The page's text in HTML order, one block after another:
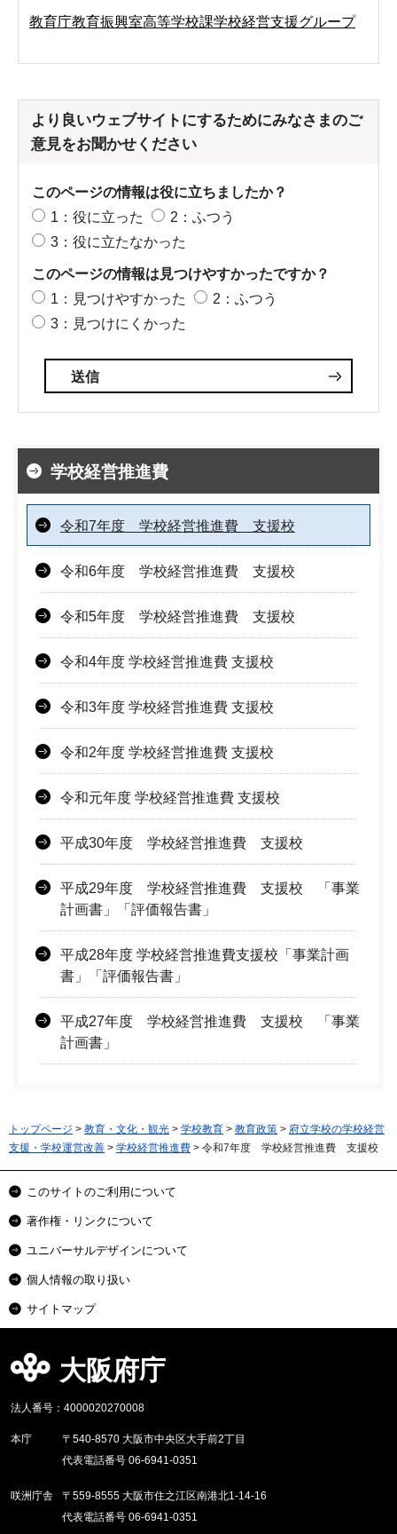
教育庁教育振興室高等学校課学校経営支援グループ
より良いウェブサイトにするためにみなさまのご
意見をお聞かせください
このページの情報は役に立ちましたか？
1：役に立った
2：ふつう
3：役に立たなかった
このページの情報は見つけやすかったですか？
1：見つけやすかった
2：ふつう
3：見つけにくかった
学校経営推進費
令和7年度 学校経営推進費 支援校
令和6年度 学校経営推進費 支援校
令和5年度 学校経営推進費 支援校
令和4年度 学校経営推進費 支援校
令和3年度 学校経営推進費 支援校
令和2年度 学校経営推進費 支援校
令和元年度 学校経営推進費 支援校
平成30年度 学校経営推進費 支援校
平成29年度 学校経営推進費 支援校 「事業
計画書」「評価報告書」
平成28年度 学校経営推進費支援校「事業計画
書」「評価報告書」
平成27年度 学校経営推進費 支援校 「事業
計画書」
トップページ > 教育・文化・観光 > 学校教育 > 教育政策 > 府立学校の学校経営
支援・学校運営改善 > 学校経営推進費 > 令和7年度 学校経営推進費 支援校
このサイトのご利用について
著作権・リンクについて
ユニバーサルデザインについて
個人情報の取り扱い
サイトマップ
大阪府庁
法人番号：4000020270008
本庁
〒540-8570 大阪市中央区大手前2丁目
代表電話番号 06-6941-0351
咲洲庁舎
〒559-8555 大阪市住之江区南港北1-14-16
代表電話番号 06-6941-0351